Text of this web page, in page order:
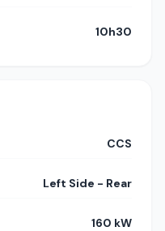
10h30
CCS
Left Side - Rear
160 kW